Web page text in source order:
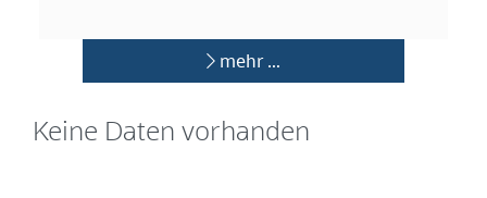
mehr …
Keine Daten vorhanden